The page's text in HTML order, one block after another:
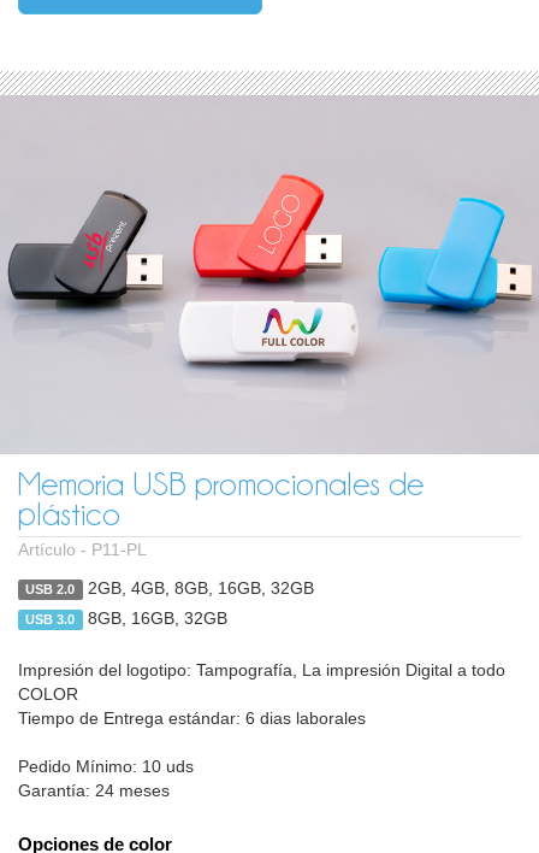
Memoria USB promocionales de
plástico
Artículo - P11-PL
USB 2.0 2GB, 4GB, 8GB, 16GB, 32GB
USB 3.0 8GB, 16GB, 32GB
Impresión del logotipo: Tampografía, La impresión Digital a todo
COLOR
Tiempo de Entrega estándar: 6 dias laborales
Pedido Mínimo: 10 uds
Garantía: 24 meses
Opciones de color